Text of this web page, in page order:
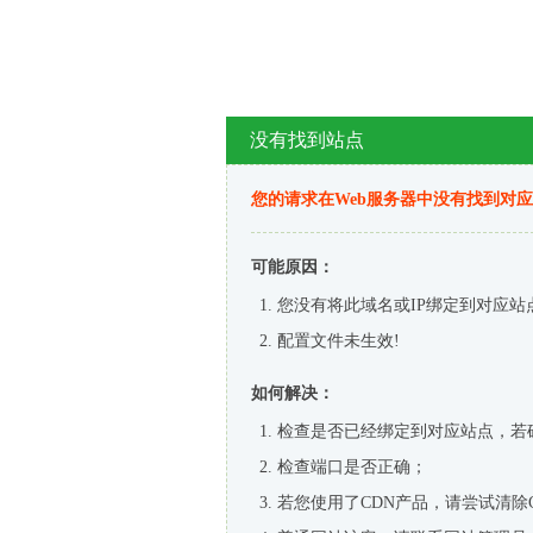
没有找到站点
您的请求在Web服务器中没有找到对
可能原因：
您没有将此域名或IP绑定到对应站
配置文件未生效!
如何解决：
检查是否已经绑定到对应站点，
检查端口是否正确；
若您使用了CDN产品，请尝试清除